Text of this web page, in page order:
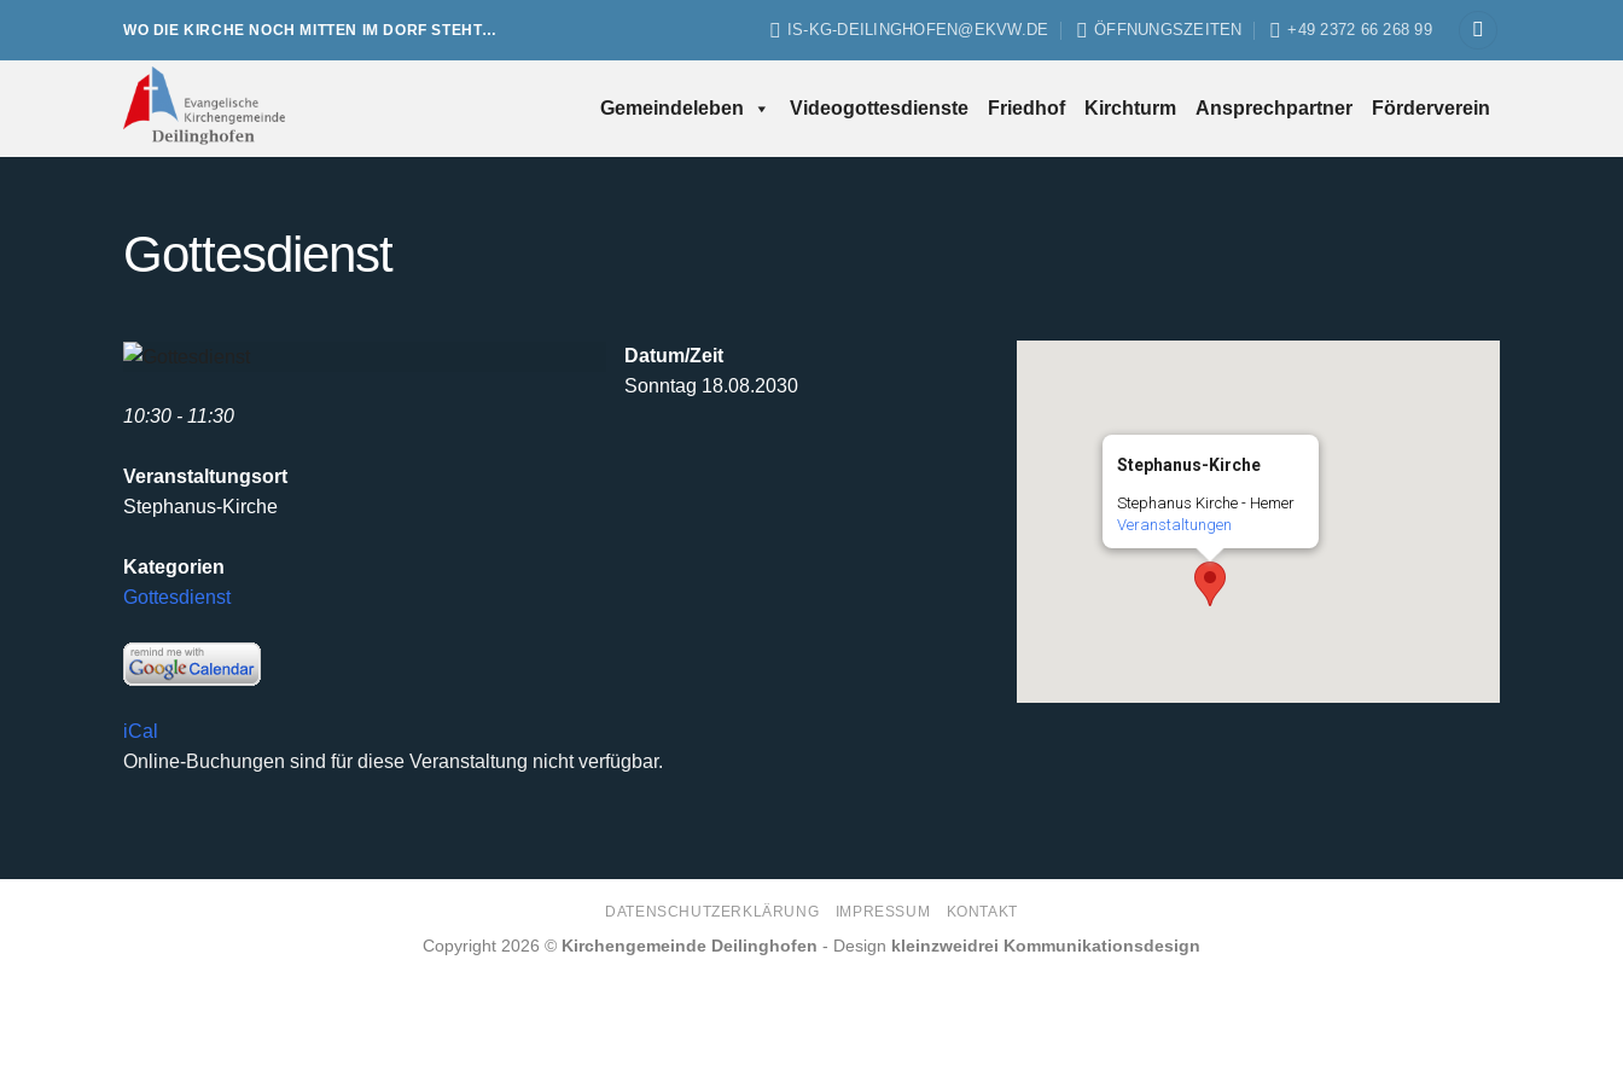
WO DIE KIRCHE NOCH MITTEN IM DORF STEHT… IS-KG-DEILINGHOFEN@EKVW.DE ÖFFNUNGSZEITEN +49 2372 66 268 99
Gemeindeleben Videogottesdienste Friedhof Kirchturm Ansprechpartner Förderverein
Gottesdienst
Stephanus-Kirche
Stephanus Kirche - Hemer
Veranstaltungen
Datum/Zeit
Sonntag 18.08.2030
10:30 - 11:30
Veranstaltungsort
Stephanus-Kirche
Kategorien
Gottesdienst
iCal
Online-Buchungen sind für diese Veranstaltung nicht verfügbar.
DATENSCHUTZERKLÄRUNG IMPRESSUM KONTAKT
Copyright 2026 © Kirchengemeinde Deilinghofen - Design kleinzweidrei Kommunikationsdesign